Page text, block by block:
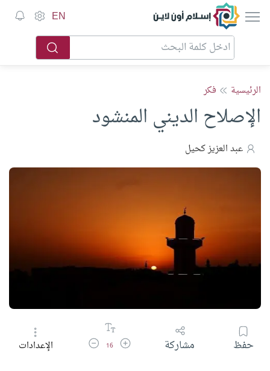
إسلام أون لاين EN
الرئيسية فكر
الإصلاح الديني المنشود
عبد العزيز كحيل
حفظ مشاركة زيادة حجم الخط
16 تقليل حجم الخطالإعدادات